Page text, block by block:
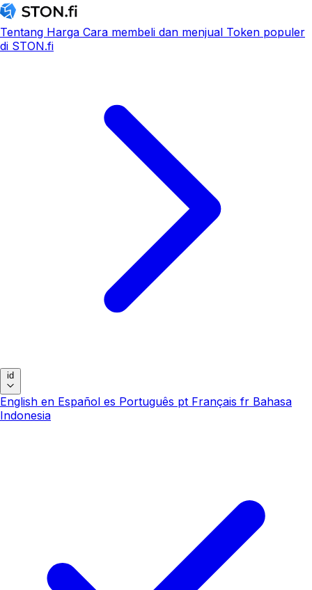
Tentang Harga Cara membeli dan menjual Token populer
di STON.fi
id
English en Español es Português pt Français fr Bahasa
Indonesia